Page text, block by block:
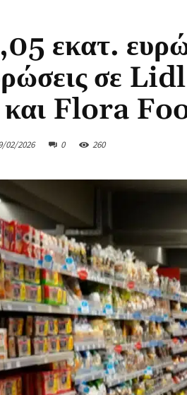
εκατ.
σε
Flora
02/2026 0 260